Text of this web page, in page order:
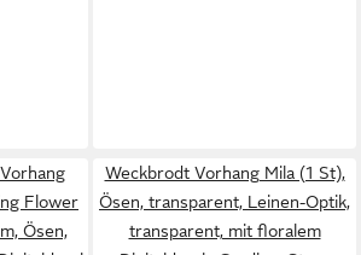
Flower
Ösen,
Weckbrodt Vorhang Mila (1 St),
Ösen, transparent, Leinen-Optik,
transparent, mit floralem